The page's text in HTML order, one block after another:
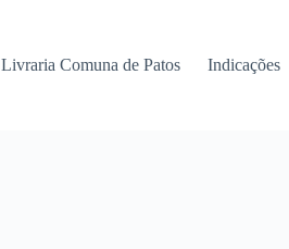
Livraria Comuna de Patos Indicações